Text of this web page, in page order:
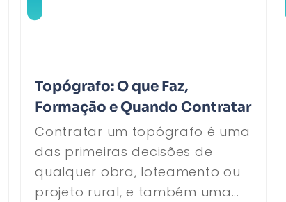
Topógrafo: O que Faz,
Formação e Quando Contratar
Contratar um topógrafo é uma
das primeiras decisões de
qualquer obra, loteamento ou
projeto rural, e também uma...